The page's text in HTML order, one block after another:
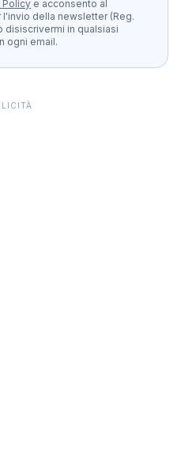
Policy e acconsento al
della newsletter (Reg.
disiscrivermi in qualsiasi
ogni email.